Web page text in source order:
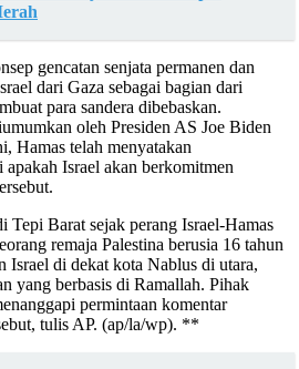
gencatan senjata permanen dan
dari Gaza sebagai bagian dari
para sandera dibebaskan.
oleh Presiden AS Joe Biden
Hamas telah menyatakan
Israel akan berkomitmen
Tepi Barat sejak perang Israel-Hamas
remaja Palestina berusia 16 tahun
Israel di dekat kota Nablus di utara,
yang berbasis di Ramallah. Pihak
permintaan komentar
tulis AP. (ap/la/wp). **